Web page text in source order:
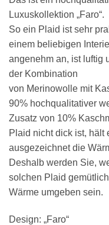
Luxuskollektion „Faro“.
So ein Plaid ist sehr
einem beliebigen
angenehm an, ist luftig
der Kombination
von Merinowolle mit
90% hochqualitativer
Zusatz von 10%
Plaid nicht dick ist, hält
ausgezeichnet die
Deshalb werden Sie,
solchen Plaid
Wärme umgeben sein.
Design: „Faro“